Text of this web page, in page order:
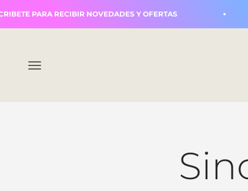
PARA RECIBIR NOVEDADES Y OFERTAS
Abrir menú de navegación